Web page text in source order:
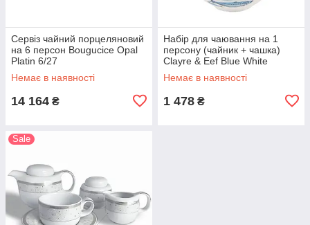
Сервіз чайний порцеляновий
на 6 персон Bougucice Opal
Platin 6/27
Немає в наявності
14 164 ₴
Набір для чаювання на 1
персону (чайник + чашка)
Clayre & Eef Blue White
Fishes FIBTEFO
Немає в наявності
1 478 ₴
Sale